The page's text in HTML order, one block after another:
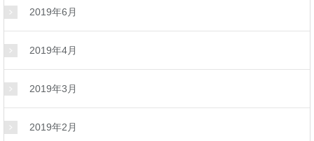
2019年6月
2019年4月
2019年3月
2019年2月